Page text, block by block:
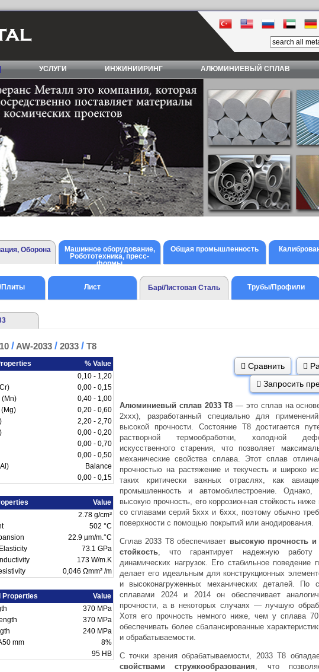
УСЛУГИ ИНЖИНИИРИНГ АЛЮМИНИЕВЫЙ СПЛАВ
Оборона
Машинное оборудование,
Робототехника, пресс-
формы
Общая промышленность
Плиты Лист Бар/Листовая Сталь Трубы/Профили
/ AW-2033 / 2033 / T8
% Value
0,10 - 1,20
0,00 - 0,15
(Mn)
0,40 - 1,00
0,20 - 0,60
2,20 - 2,70
0,00 - 0,20
0,00 - 0,70
0,00 - 0,50
Balance
0,00 - 0,15
Value
2.78 g/cm³
502 °C
22.9 µm/m.°C
73.1 GPa
173 W/m.K
0,046 Ωmm² /m
Properties
Value
370 MPa
370 MPa
240 MPa
mm
8%
95 HB
Сравнить
Запросить
Алюминиевый сплав 2033 T8 — это сплав на
2xxx), разработанный специально для
высокой прочности. Состояние T8 достигается
растворной термообработки, холодной
искусственного старения, что позволяет
механические свойства сплава. Этот сплав
прочностью на растяжение и текучесть и широко
таких критически важных отраслях, как
промышленность и автомобилестроение. Однако,
высокую прочность, его коррозионная стойкость
со сплавами серий 5xxx и 6xxx, поэтому обычно
поверхности с помощью покрытий или анодирования.
Сплав 2033 T8 обеспечивает высокую прочность и
стойкость, что гарантирует надежную работу
динамических нагрузок. Его стабильное поведение
делает его идеальным для конструкционных
и высоконагруженных механических деталей. По
сплавами 2024 и 2014 он обеспечивает
прочности, а в некоторых случаях — лучшую
Хотя его прочность немного ниже, чем у сплава
обеспечивать более сбалансированные
и обрабатываемости.
С точки зрения обрабатываемости, 2033 T8
свойствами стружкообразования, что